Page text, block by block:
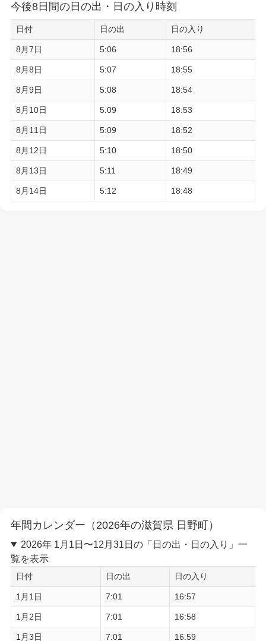
今後8日間の日の出・日の入り時刻
日付 日の出 日の入り
8月7日 5:06 18:56
8月8日 5:07 18:55
8月9日 5:08 18:54
8月10日 5:09 18:53
8月11日 5:09 18:52
8月12日 5:10 18:50
8月13日 5:11 18:49
8月14日 5:12 18:48
年間カレンダー（2026年の滋賀県 日野町）
2026年 1月1日〜12月31日の「日の出・日の入り」一
覧を表示
日付 日の出 日の入り
1月1日 7:01 16:57
1月2日 7:01 16:58
1月3日 7:01 16:59